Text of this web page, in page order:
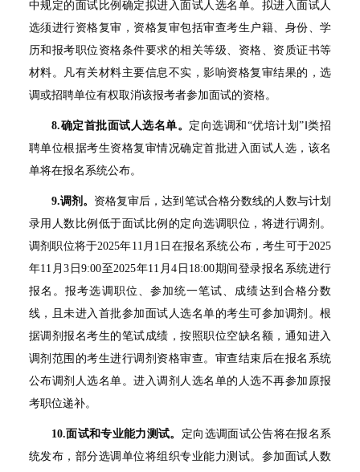
中规定的面试比例确定拟进入面试人选名单。拟进入面试人
选须进行资格复审，资格复审包括审查考生户籍、身份、学
历和报考职位资格条件要求的相关等级、资格、资质证书等
材料。凡有关材料主要信息不实，影响资格复审结果的，选
调或招聘单位有权取消该报考者参加面试的资格。
8.确定首批面试人选名单。 定向选调和“优培计划”Ⅰ类招
聘单位根据考生资格复审情况确定首批进入面试人选，该名
单将在报名系统公布。
9.调剂。 资格复审后，达到笔试合格分数线的人数与计划
录用人数比例低于面试比例的定向选调职位，将进行调剂。
调剂职位将于2025年11月1日在报名系统公布，考生可于2025
年11月3日9:00至2025年11月4日18:00期间登录报名系统进行
报名。报考选调职位、参加统一笔试、成绩达到合格分数
线，且未进入首批参加面试人选名单的考生可参加调剂。根
据调剂报名考生的笔试成绩，按照职位空缺名额，通知进入
调剂范围的考生进行调剂资格审查。审查结束后在报名系统
公布调剂人选名单。进入调剂人选名单的人选不再参加原报
考职位递补。
10.面试和专业能力测试。 定向选调面试公告将在报名系
统发布，部分选调单位将组织专业能力测试。参加面试人数